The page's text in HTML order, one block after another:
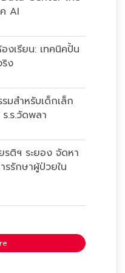
AI
เรียน: เทคนิคปั้น
ง
มสำหรับเด็กเล็ก
.ร.วัดพลา
รติฯ ระยอง จัดหา
รักษาผู้ป่วยใน